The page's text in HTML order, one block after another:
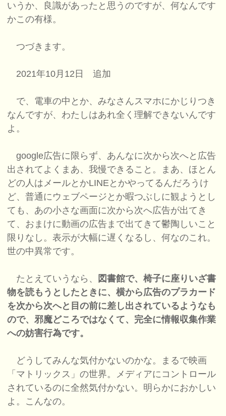
いうか、良識があったと思うのですが、何なんです
かこの有様。
つづきます。
2021年10月12日 追加
で、電車の中とか、みなさんスマホにかじりつき
なんですが、わたしはあれ全く理解できないんです
よ。
google広告に限らず、あんなに次から次へと広告
出されてよくまあ、我慢できること。まあ、ほとん
どの人はメールとかLINEとかやってるんだろうけ
ど、普通にウェブページとか暇つぶしに観ようとし
ても、あの小さな画面に次から次へ広告が出てき
て、おまけに動画の広告まで出てきて鬱陶しいこと
限りなし。表示が大幅に遅くなるし、何なのこれ。
世の中異常です。
たとえていうなら、
図書館で、椅子に座りいざ書
物を読もうとしたときに、横から広告のプラカード
を次から次へと目の前に差し出されているようなも
ので、邪魔どころではなくて、完全に情報収集作業
への妨害行為です。
どうしてみんな気付かないのかな。まるで映画
「マトリックス」の世界。メディアにコントロール
されているのに全然気付かない。明らかにおかしい
よ。こんなの。